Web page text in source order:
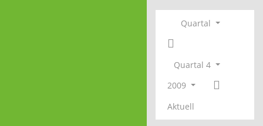
Quartal
Quartal 4
2009
Aktuell